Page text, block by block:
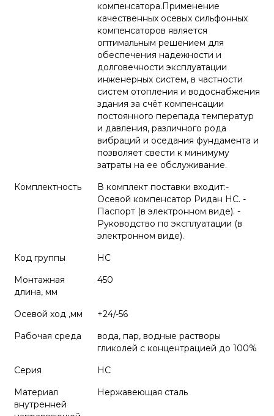
компенсатора.Применение
качественных осевых сильфонных
компенсаторов является
оптимальным решением для
обеспечения надежности и
долговечности эксплуатации
инженерных систем, в частности
систем отопления и водоснабжения
здания за счёт компенсации
постоянного перепада температур
и давления, различного рода
вибраций и оседания фундамента и
позволяет свести к минимуму
затраты на ее обслуживание.
Комплектность
В комплект поставки входит:-
Осевой компенсатор Ридан НС. -
Паспорт (в электронном виде). -
Руководство по эксплуатации (в
электронном виде).
Код группы
НС
Монтажная
длина, мм
450
Осевой ход ,мм
+24/-56
Рабочая среда
вода, пар, водные растворы
гликолей с концентрацией до 100%
Серия
НС
Материал
внутренней
Нержавеющая сталь